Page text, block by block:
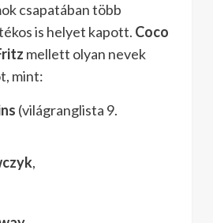
csapatában több
is helyet kapott. Coco
mellett olyan nevek
mint:
(világranglista 9.
,